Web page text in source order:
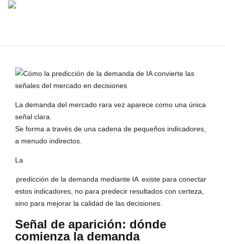
La demanda del mercado rara vez aparece como una única
señal clara.
Se forma a través de una cadena de pequeños indicadores,
a menudo indirectos.
La
predicción de la demanda mediante IA existe para conectar
estos indicadores, no para predecir resultados con certeza,
sino para mejorar la calidad de las decisiones.
Señal de aparición: dónde
comienza la demanda